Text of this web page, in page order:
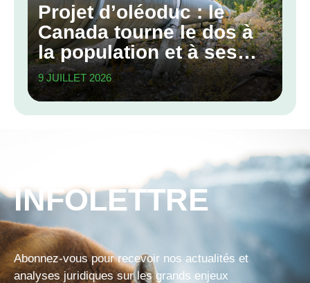
Projet d’oléoduc : le
Canada tourne le dos à
la population et à ses
engagements
climatiques
9 JUILLET 2026
INFOLETTRE
Abonnez-vous pour recevoir nos actualités et
analyses juridiques sur les grands enjeux